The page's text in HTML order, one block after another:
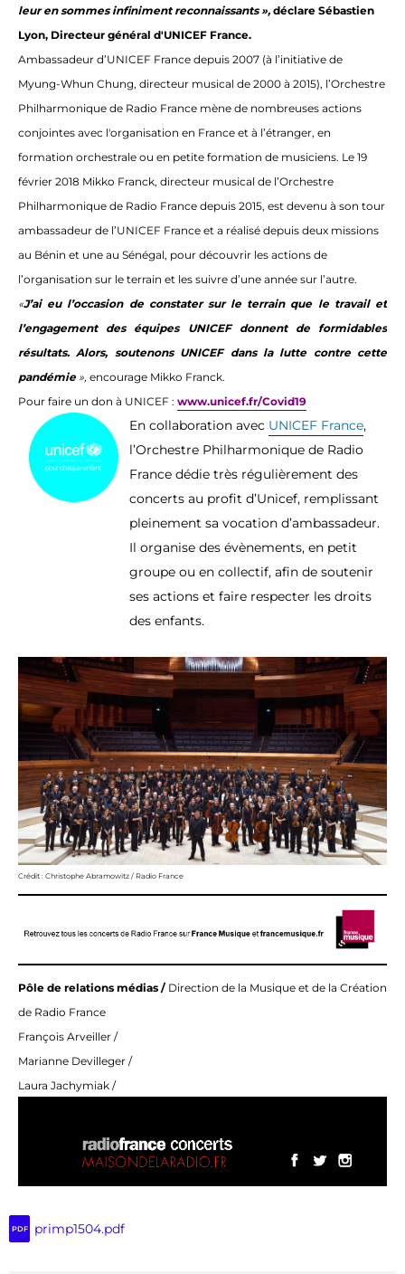
leur en sommes infiniment reconnaissants », déclare Sébastien
Lyon, Directeur général d'UNICEF France.
Ambassadeur d’UNICEF France depuis 2007 (à l’initiative de
Myung-Whun Chung, directeur musical de 2000 à 2015), l’Orchestre
Philharmonique de Radio France mène de nombreuses actions
conjointes avec l'organisation en France et à l’étranger, en
formation orchestrale ou en petite formation de musiciens. Le 19
février 2018 Mikko Franck, directeur musical de l’Orchestre
Philharmonique de Radio France depuis 2015, est devenu à son tour
ambassadeur de l’UNICEF France et a réalisé depuis deux missions
au Bénin et une au Sénégal, pour découvrir les actions de
l’organisation sur le terrain et les suivre d’une année sur l’autre.
«J’ai eu l’occasion de constater sur le terrain que le travail et
l’engagement des équipes UNICEF donnent de formidables
résultats. Alors, soutenons UNICEF dans la lutte contre cette
pandémie », encourage Mikko Franck.
Pour faire un don à UNICEF : www.unicef.fr/Covid19
En collaboration avec UNICEF France,
l’Orchestre Philharmonique de Radio
France dédie très régulièrement des
concerts au profit d’Unicef, remplissant
pleinement sa vocation d’ambassadeur.
Il organise des évènements, en petit
groupe ou en collectif, afin de soutenir
ses actions et faire respecter les droits
des enfants.
Crédit : Christophe Abramowitz / Radio France
Pôle de relations médias / Direction de la Musique et de la Création
de Radio France
François Arveiller /
Marianne Devilleger /
Laura Jachymiak /
PDF primp1504.pdf